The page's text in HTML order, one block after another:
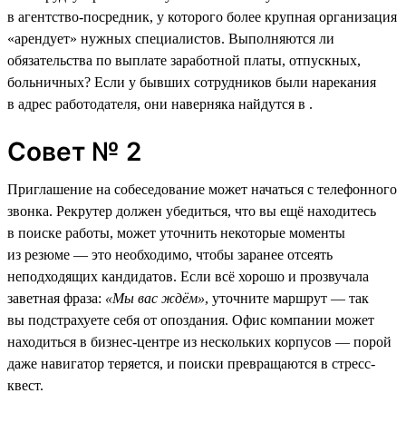
в агентство-посредник, у которого более крупная организация
«арендует» нужных специалистов. Выполняются ли
обязательства по выплате заработной платы, отпускных,
больничных? Если у бывших сотрудников были нарекания
в адрес работодателя, они наверняка найдутся в .
Совет № 2
Приглашение на собеседование может начаться с телефонного
звонка. Рекрутер должен убедиться, что вы ещё находитесь
в поиске работы, может уточнить некоторые моменты
из резюме — это необходимо, чтобы заранее отсеять
неподходящих кандидатов. Если всё хорошо и прозвучала
заветная фраза: «Мы вас ждём», уточните маршрут — так
вы подстрахуете себя от опоздания. Офис компании может
находиться в бизнес-центре из нескольких корпусов — порой
даже навигатор теряется, и поиски превращаются в стресс-
квест.